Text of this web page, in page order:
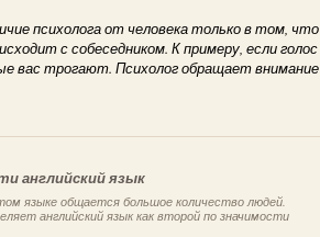
психолога от человека только в том, что
с собеседником. К примеру, если голос
вас трогают. Психолог обращает внимание
английский язык
языке общается большое количество людей.
английский язык как второй по значимости